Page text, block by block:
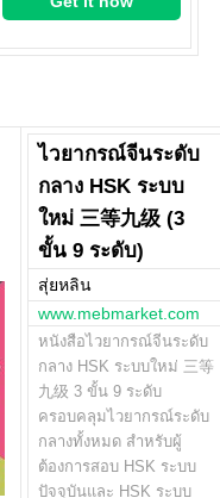
ไวยากรณ์จีนระดับ
กลาง HSK ระบบ
ใหม่ 三等九级 (3
ขั้น 9 ระดับ)
สุ่ยหลิน
www.mebmarket.com
หนังสือไวยากรณ์จีนระดับ
กลาง HSK ระบบใหม่ 三等
九级 3 ขั้น 9 ระดับ
ครอบคลุมไวยากรณ์ระดับ
กลางทั้งหมด สำหรับผู้
ต้องการสอบ HSK ระบบ
ปัจจุบันและ HSK ระบบ